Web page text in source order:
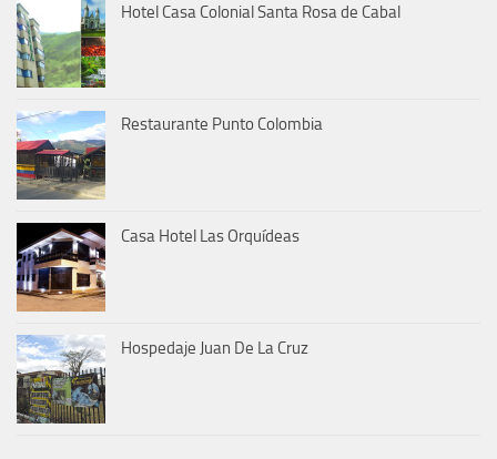
Hotel Casa Colonial Santa Rosa de Cabal
Restaurante Punto Colombia
Casa Hotel Las Orquídeas
Hospedaje Juan De La Cruz